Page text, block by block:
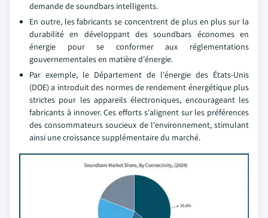
demande de soundbars intelligents.
En outre, les fabricants se concentrent de plus en plus sur la
durabilité en développant des soundbars économes en
énergie pour se conformer aux réglementations
gouvernementales en matière d'énergie.
Par exemple, le Département de l'énergie des États-Unis
(DOE) a introduit des normes de rendement énergétique plus
strictes pour les appareils électroniques, encourageant les
fabricants à innover. Ces efforts s'alignent sur les préférences
des consommateurs soucieux de l'environnement, stimulant
ainsi une croissance supplémentaire du marché.